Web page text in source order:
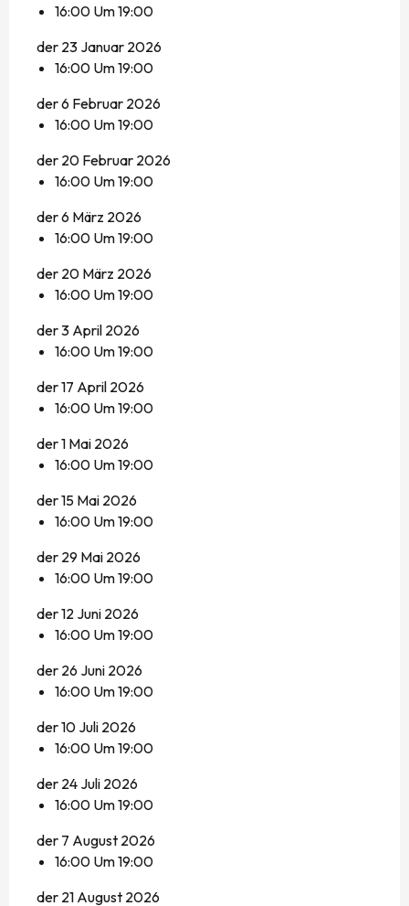
16:00 Um 19:00
der 23 Januar 2026
16:00 Um 19:00
der 6 Februar 2026
16:00 Um 19:00
der 20 Februar 2026
16:00 Um 19:00
der 6 März 2026
16:00 Um 19:00
der 20 März 2026
16:00 Um 19:00
der 3 April 2026
16:00 Um 19:00
der 17 April 2026
16:00 Um 19:00
der 1 Mai 2026
16:00 Um 19:00
der 15 Mai 2026
16:00 Um 19:00
der 29 Mai 2026
16:00 Um 19:00
der 12 Juni 2026
16:00 Um 19:00
der 26 Juni 2026
16:00 Um 19:00
der 10 Juli 2026
16:00 Um 19:00
der 24 Juli 2026
16:00 Um 19:00
der 7 August 2026
16:00 Um 19:00
der 21 August 2026